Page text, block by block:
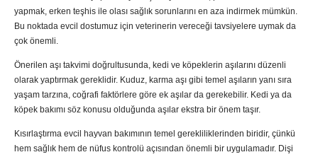
yapmak, erken teşhis ile olası sağlık sorunlarını en aza indirmek mümkün.
Bu noktada evcil dostumuz için veterinerin vereceği tavsiyelere uymak da
çok önemli.
Önerilen aşı takvimi doğrultusunda, kedi ve köpeklerin aşılarını düzenli
olarak yaptırmak gereklidir. Kuduz, karma aşı gibi temel aşıların yanı sıra
yaşam tarzına, coğrafi faktörlere göre ek aşılar da gerekebilir. Kedi ya da
köpek bakımı söz konusu olduğunda aşılar ekstra bir önem taşır.
Kısırlaştırma evcil hayvan bakımının temel gerekliliklerinden biridir, çünkü
hem sağlık hem de nüfus kontrolü açısından önemli bir uygulamadır. Dişi